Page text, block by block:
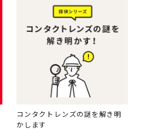
コンタクトレンズの謎を解き明
かします